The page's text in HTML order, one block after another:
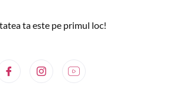
ta este pe primul loc!